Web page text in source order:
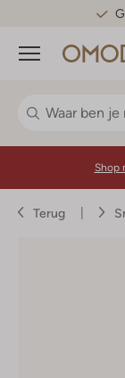
Menu
Shop
Terug